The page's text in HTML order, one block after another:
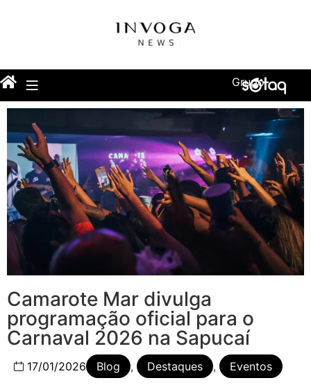
Grupo
Camarote Mar divulga
programação oficial para o
Carnaval 2026 na Sapucaí
17/01/2026 Blog , Destaques ,
Eventos